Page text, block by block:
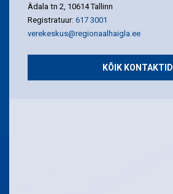
Ädala tn 2, 10614 Tallinn
Registratuur: 617 3001
verekeskus@regionaalhaigla.ee
KÕIK KONTAKTID